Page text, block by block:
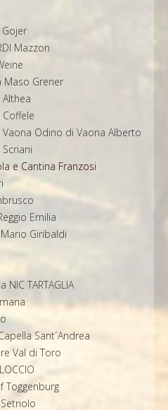
Gojer
Mazzon
Maso Grener
Althea
Coffele
Vaona Odino di Vaona Alberto
Scriani
e Cantina Franzosi
Emilia
Giribaldi
NIC TARTAGLIA
Sant´Andrea
Val di Toro
Toggenburg